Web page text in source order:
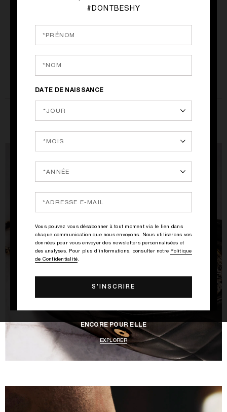
INDISPONIBLE
ET LE DÉSIR CONTINUE…
ENCORE POUR ELLE
EXPLORER
#DONTBESHY
DATE DE NAISSANCE
Vous pouvez vous désabonner à tout moment via le lien dans
chaque communication que nous envoyons. Nous utiliserons vos
données pour vous envoyer des newsletters personnalisées et
des analyses. Pour plus d'informations, consulter notre Politique
de Confidentialité.